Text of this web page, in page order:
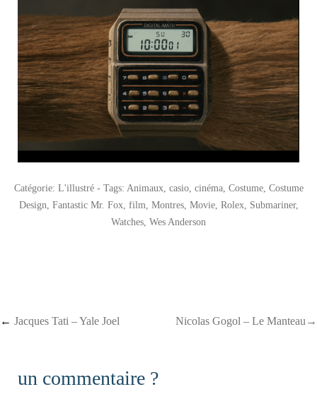
Catégorie: L'illustré- Tags: Animaux, casio, cinéma, Costume, Costume
Design Fantastic Mr. Fox, film Montres, Movie, Rolex, Submariner,
Watches Wes Anderson
Post navigation
← Jacques Tati – Yale Joel Nicolas Gogol – Le Manteau→
un commentaire ?